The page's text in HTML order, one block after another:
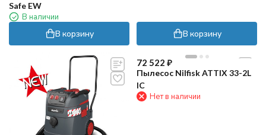
Safe EW
В наличии
В корзину В корзину
72 522 ₽
Пылесос Nilfisk ATTIX 33-2L
IC
Нет в наличии